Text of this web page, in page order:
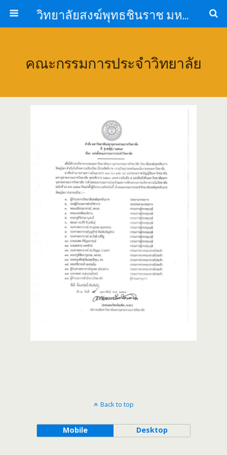
วิทยาลัยสงฆ์พุทธชินราช มหาวิทยาลัยมหาจุฬาลงกรณราชวิทยาลัย
คณะกรรมการประจำวิทยาลัย
Back to top
Mobile Desktop